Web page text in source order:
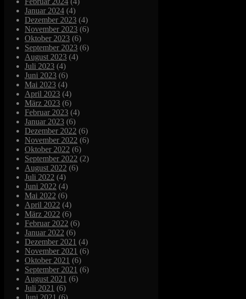
Januar 2024 (4)
Dezember 2023 (4)
November 2023 (6)
Oktober 2023 (6)
September 2023 (6)
August 2023 (4)
Juli 2023 (4)
Juni 2023 (6)
Mai 2023 (4)
April 2023 (4)
März 2023 (6)
Februar 2023 (4)
Januar 2023 (6)
Dezember 2022 (6)
November 2022 (6)
Oktober 2022 (6)
September 2022 (2)
August 2022 (6)
Juli 2022 (4)
Juni 2022 (4)
Mai 2022 (6)
April 2022 (4)
März 2022 (6)
Februar 2022 (6)
Januar 2022 (6)
Dezember 2021 (4)
November 2021 (6)
Oktober 2021 (6)
September 2021 (6)
August 2021 (6)
Juli 2021 (6)